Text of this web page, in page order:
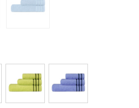
PIST-
AZUL-